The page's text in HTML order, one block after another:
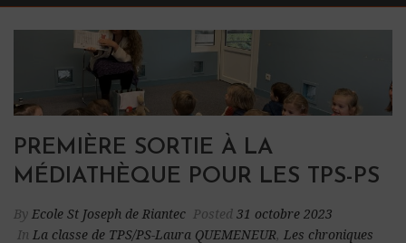
PREMIÈRE SORTIE À LA
MÉDIATHÈQUE POUR LES TPS-PS
By Ecole St Joseph de Riantec Posted 31 octobre 2023
In La classe de TPS/PS-Laura QUEMENEUR, Les chroniques